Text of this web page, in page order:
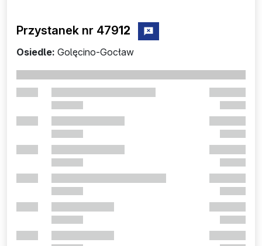
Przystanek nr 47912 zgłoś przystanek nr 47912
Osiedle: Golęcino-Gocław